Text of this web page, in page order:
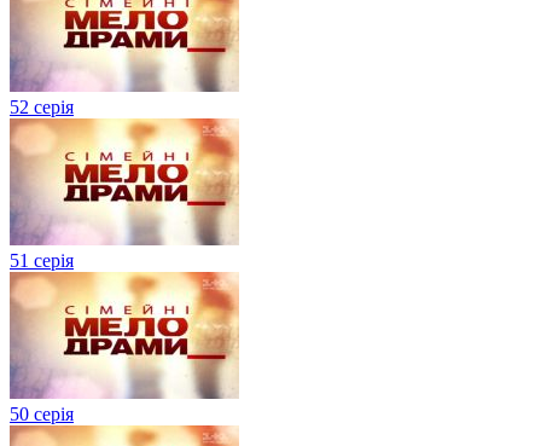
52 серія
51 серія
50 серія